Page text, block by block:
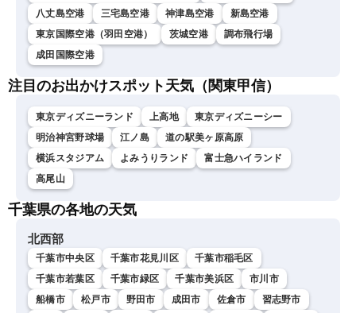
八丈島空港
三宅島空港 神津島空港
新島空港
東京国際空港（羽田空港）
茨城空港
調布飛行場
成田国際空港
注目のお出かけスポット天気（関東甲信）
東京ディズニーランド 上高地
東京ディズニーシー
明治神宮野球場
江ノ島
道の駅美ヶ原高原
横浜スタジアム
よみうりランド
富士急ハイランド
高尾山
千葉県の各地の天気
北西部
千葉市中央区 千葉市花見川区
千葉市稲毛区
千葉市若葉区
千葉市緑区 千葉市美浜区
市川市
船橋市
松戸市 野田市 成田市 佐倉市 習志野市